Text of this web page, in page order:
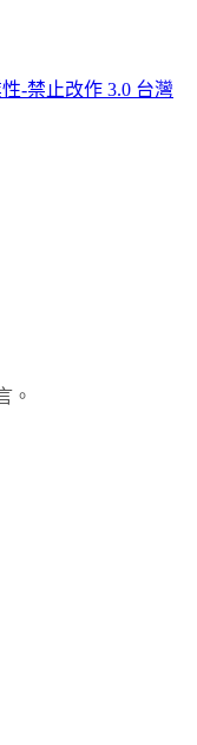
-禁止改作 3.0 台灣
。